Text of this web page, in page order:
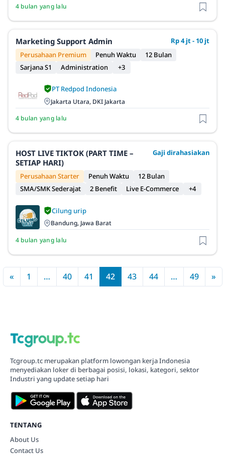
4 bulan yang lalu
Marketing Support Admin
Rp 4 jt - 10 jt
Perusahaan Premium
Penuh Waktu
12 Bulan
Sarjana S1
Administration +3
PT Redpod Indonesia
Jakarta Utara, DKI Jakarta
4 bulan yang lalu
HOST LIVE TIKTOK (PART TIME –
SETIAP HARI)
Gaji dirahasiakan
Perusahaan Starter Penuh Waktu
12 Bulan
SMA/SMK Sederajat
2 Benefit Live E-Commerce +4
Cilung urip
Bandung, Jawa Barat
4 bulan yang lalu
« 1 … 40 41 42 43 44 … 49 »
Tcgroup.tc merupakan platform lowongan kerja Indonesia
menyediakan loker di berbagai posisi, lokasi, kategori, sektor
Industri yang update setiap hari
TENTANG
About Us
Contact Us